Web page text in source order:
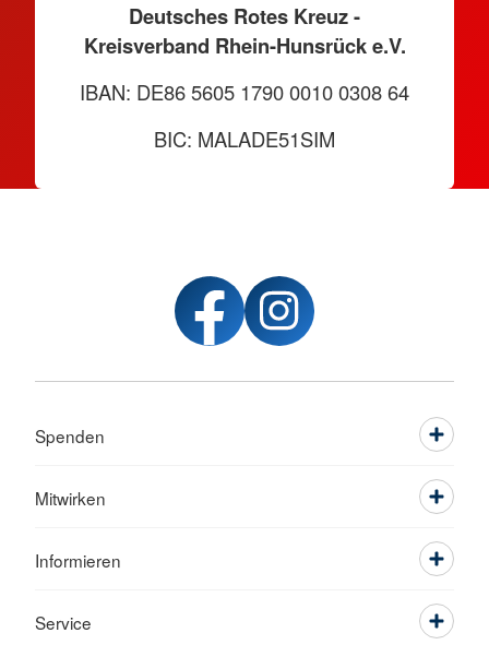
Deutsches Rotes Kreuz -
Kreisverband Rhein-Hunsrück e.V.
IBAN: DE86 5605 1790 0010 0308 64
BIC: MALADE51SIM
Spenden
Mitwirken
Informieren
Service